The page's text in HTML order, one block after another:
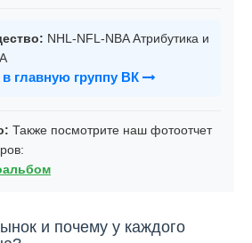
NHL-NFL-NBA Атрибутика и
в главную группу ВК
Также посмотрите наш фотоотчет
и почему у каждого